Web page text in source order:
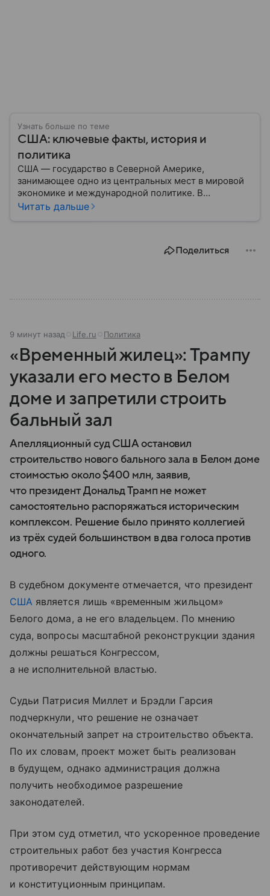
Узнать больше по теме
США: ключевые факты, история и
политика
США — государство в Северной Америке,
занимающее одно из центральных мест в мировой
экономике и международной политике. В
материале — основные сведения об этой стране.
Читать дальше
Поделиться
9 минут назад Life.ru Политика
«Временный жилец»: Трампу
указали его место в Белом
доме и запретили строить
бальный зал
Апелляционный суд США остановил
строительство нового бального зала в Белом доме
стоимостью около $400 млн, заявив,
что президент Дональд Трамп не может
самостоятельно распоряжаться историческим
комплексом. Решение было принято коллегией
из трёх судей большинством в два голоса против
одного.
В судебном документе отмечается, что президент
США является лишь «временным жильцом»
Белого дома, а не его владельцем. По мнению
суда, вопросы масштабной реконструкции здания
должны решаться Конгрессом,
а не исполнительной властью.
Судьи Патрисия Миллет и Брэдли Гарсия
подчеркнули, что решение не означает
окончательный запрет на строительство объекта.
По их словам, проект может быть реализован
в будущем, однако администрация должна
получить необходимое разрешение
законодателей.
При этом суд отметил, что ускоренное проведение
строительных работ без участия Конгресса
противоречит действующим нормам
и конституционным принципам.